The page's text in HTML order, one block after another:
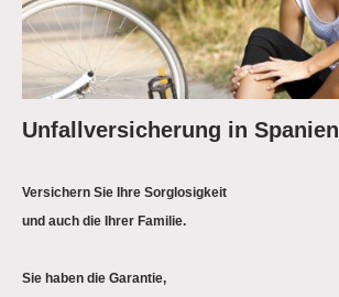
Unfallversicherung in Spanien
Versichern Sie Ihre Sorglosigkeit
und auch die Ihrer Familie.
Sie haben die Garantie,